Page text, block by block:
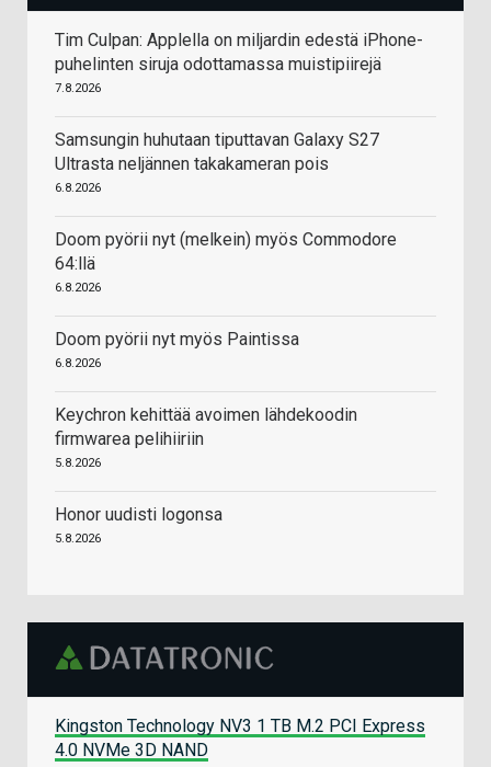
Tim Culpan: Applella on miljardin edestä iPhone-
puhelinten siruja odottamassa muistipiirejä
7.8.2026
Samsungin huhutaan tiputtavan Galaxy S27
Ultrasta neljännen takakameran pois
6.8.2026
Doom pyörii nyt (melkein) myös Commodore
64:llä
6.8.2026
Doom pyörii nyt myös Paintissa
6.8.2026
Keychron kehittää avoimen lähdekoodin
firmwarea pelihiiriin
5.8.2026
Honor uudisti logonsa
5.8.2026
Kingston Technology NV3 1 TB M.2 PCI Express
4.0 NVMe 3D NAND